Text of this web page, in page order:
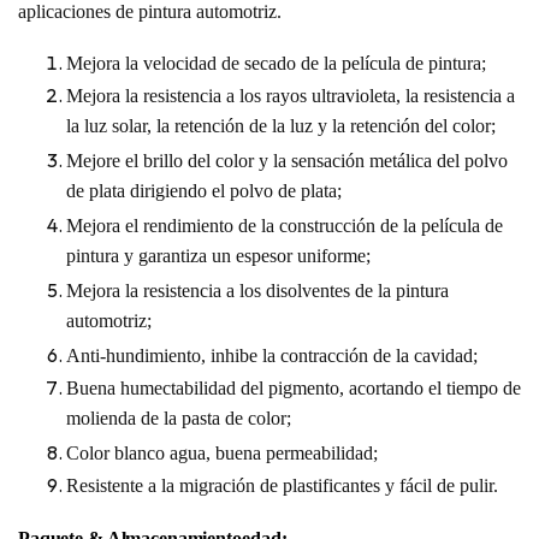
aplicaciones de pintura automotriz.
Mejora la velocidad de secado de la película de pintura;
Mejora la resistencia a los rayos ultravioleta, la resistencia a
la luz solar, la retención de la luz y la retención del color;
Mejore el brillo del color y la sensación metálica del polvo
de plata dirigiendo el polvo de plata;
Mejora el rendimiento de la construcción de la película de
pintura y garantiza un espesor uniforme;
Mejora la resistencia a los disolventes de la pintura
automotriz;
Anti-hundimiento, inhibe la contracción de la cavidad;
Buena humectabilidad del pigmento, acortando el tiempo de
molienda de la pasta de color;
Color blanco agua, buena permeabilidad;
Resistente a la migración de plastificantes y fácil de pulir.